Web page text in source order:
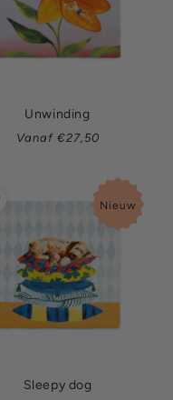
Unwinding
Normale
Vanaf €27,50
Nieuw
Sleepy dog